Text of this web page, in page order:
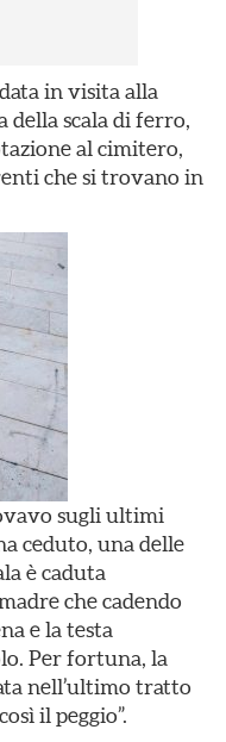
in visita alla
della scala di ferro,
al cimitero,
che si trovano in
sugli ultimi
ceduto, una delle
è caduta
che cadendo
e la testa
Per fortuna, la
nell’ultimo tratto
il peggio”.